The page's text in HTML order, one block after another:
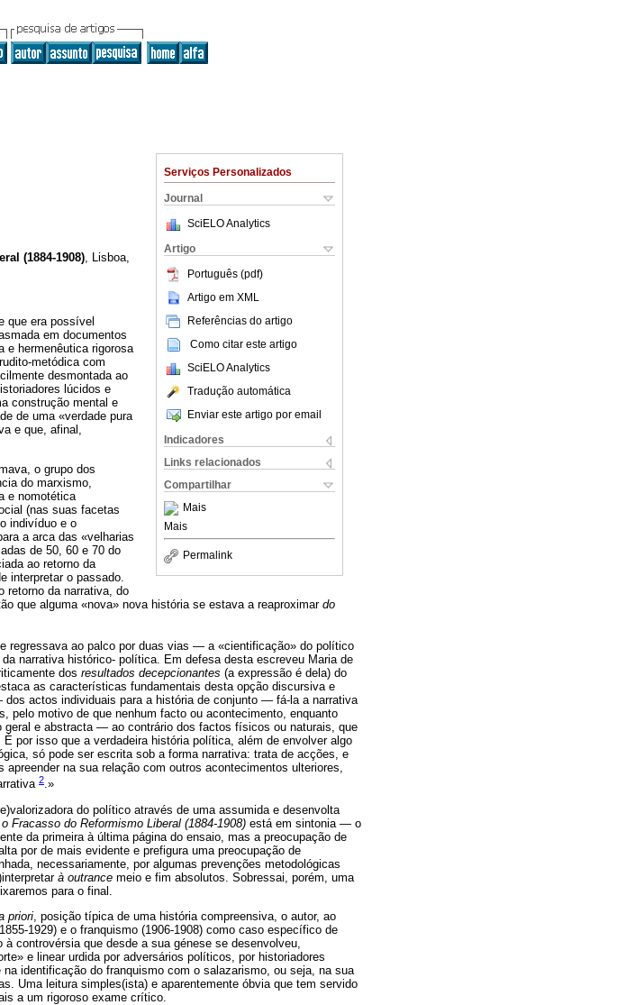
Serviços Personalizados
Journal
SciELO Analytics
Artigo
Português (pdf)
Artigo em XML
Referências do artigo
Como citar este artigo
SciELO Analytics
Tradução automática
Enviar este artigo por email
Indicadores
Links relacionados
Compartilhar
Mais
Mais
Permalink
(1884-1908), Lisboa,
que era possível
em documentos
e hermenêutica rigorosa
metódica com
desmontada ao
lúcidos e
construção mental e
de uma «verdade pura
e que, afinal,
o grupo dos
do marxismo,
e nomotética
(nas suas facetas
indivíduo e o
a arca das «velharias
de 50, 60 e 70 do
ao retorno da
interpretar o passado.
retorno da narrativa, do
que alguma «nova» nova história se estava a reaproximar do
regressava ao palco por duas vias — a «cientificação» do político
narrativa histórico- política. Em defesa desta escreveu Maria de
dos resultados decepcionantes (a expressão é dela) do
as características fundamentais desta opção discursiva e
actos individuais para a história de conjunto — fá-la a narrativa
pelo motivo de que nenhum facto ou acontecimento, enquanto
e abstracta — ao contrário dos factos físicos ou naturais, que
por isso que a verdadeira história política, além de envolver algo
só pode ser escrita sob a forma narrativa: trata de acções, e
na sua relação com outros acontecimentos ulteriores,
2.»
do político através de uma assumida e desenvolta
Fracasso do Reformismo Liberal (1884-1908) está em sintonia — o
da primeira à última página do ensaio, mas a preocupação de
por de mais evidente e prefigura uma preocupação de
necessariamente, por algumas prevenções metodológicas
à outrance meio e fim absolutos. Sobressai, porém, uma
para o final.
priori, posição típica de uma história compreensiva, o autor, ao
1929) e o franquismo (1906-1908) como caso específico de
controvérsia que desde a sua génese se desenvolveu,
e linear urdida por adversários políticos, por historiadores
identificação do franquismo com o salazarismo, ou seja, na sua
Uma leitura simples(ista) e aparentemente óbvia que tem servido
a um rigoroso exame crítico.